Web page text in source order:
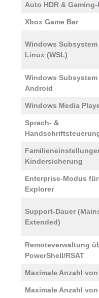
Auto HDR &
Xbox Game Bar
Windows
Linux (WSL)
Windows
Android
Windows Media
Sprach- &
Kindersicherung
Enterprise-Modus
Explorer
Support-Dauer
Extended)
Remoteverwaltung
PowerShell/RSAT
Maximale Anzahl von
Maximale Anzahl von